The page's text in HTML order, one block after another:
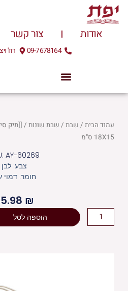
דילוג
לתוכן
אודות צור קשר
09-7678164 רח' ויצמן
עמוד הבית/ שבת/ שבת שונות/ [[תיק
18X15 ס"מ
AY-60269
צבע: לבן
חומר: דמוי
₪
כמות
של
הוספה לסל